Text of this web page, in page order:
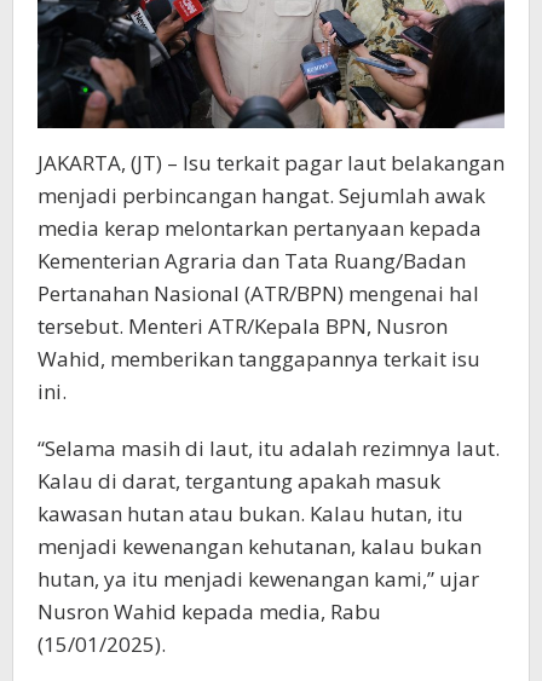
JAKARTA, (JT) – Isu terkait pagar laut belakangan
menjadi perbincangan hangat. Sejumlah awak
media kerap melontarkan pertanyaan kepada
Kementerian Agraria dan Tata Ruang/Badan
Pertanahan Nasional (ATR/BPN) mengenai hal
tersebut. Menteri ATR/Kepala BPN, Nusron
Wahid, memberikan tanggapannya terkait isu
ini.
“Selama masih di laut, itu adalah rezimnya laut.
Kalau di darat, tergantung apakah masuk
kawasan hutan atau bukan. Kalau hutan, itu
menjadi kewenangan kehutanan, kalau bukan
hutan, ya itu menjadi kewenangan kami,” ujar
Nusron Wahid kepada media, Rabu
(15/01/2025).